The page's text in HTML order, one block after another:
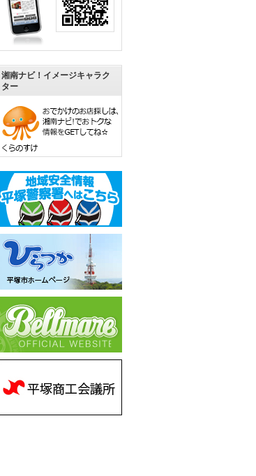
湘南ナビ！イメージキャラク
ター